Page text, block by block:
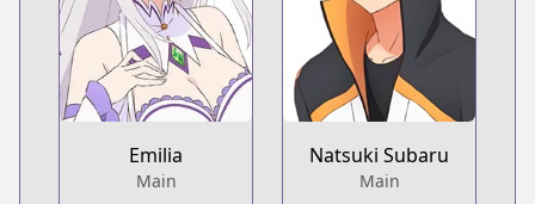
Emilia
Main
Natsuki Subaru
Main